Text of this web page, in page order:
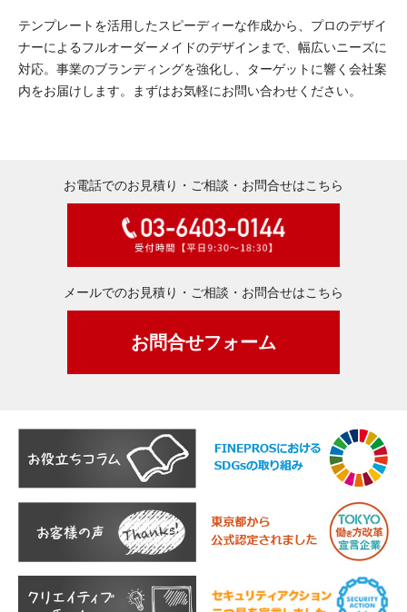
テンプレートを活用したスピーディーな作成から、プロのデザイ
ナーによるフルオーダーメイドのデザインまで、幅広いニーズに
対応。事業のブランディングを強化し、ターゲットに響く会社案
内をお届けします。まずはお気軽にお問い合わせください。
お電話でのお見積り・ご相談・お問合せはこちら
メールでのお見積り・ご相談・お問合せはこちら
お問合せフォーム